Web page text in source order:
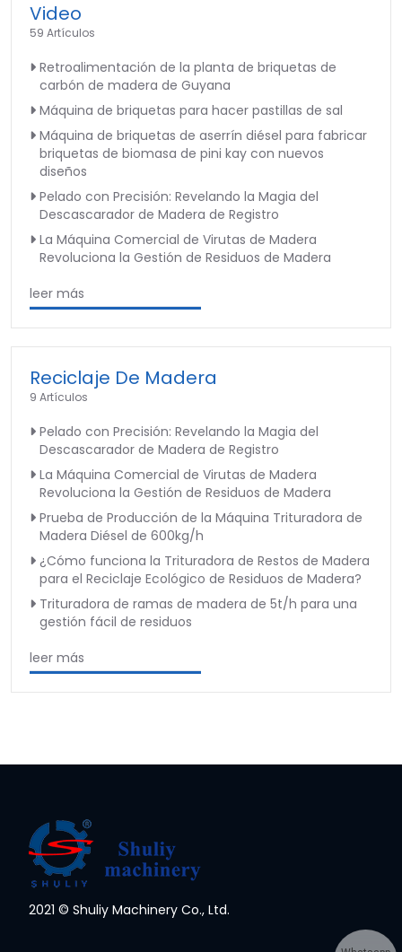
Video
59 Artículos
Retroalimentación de la planta de briquetas de
carbón de madera de Guyana
Máquina de briquetas para hacer pastillas de sal
Máquina de briquetas de aserrín diésel para fabricar
briquetas de biomasa de pini kay con nuevos
diseños
Pelado con Precisión: Revelando la Magia del
Descascarador de Madera de Registro
La Máquina Comercial de Virutas de Madera
Revoluciona la Gestión de Residuos de Madera
leer más
Reciclaje De Madera
9 Artículos
Pelado con Precisión: Revelando la Magia del
Descascarador de Madera de Registro
La Máquina Comercial de Virutas de Madera
Revoluciona la Gestión de Residuos de Madera
Prueba de Producción de la Máquina Trituradora de
Madera Diésel de 600kg/h
¿Cómo funciona la Trituradora de Restos de Madera
para el Reciclaje Ecológico de Residuos de Madera?
Trituradora de ramas de madera de 5t/h para una
gestión fácil de residuos
leer más
2021 © Shuliy Machinery Co., Ltd.